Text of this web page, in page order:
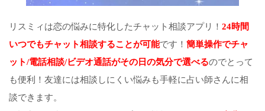
リスミィは恋の悩みに特化したチャット相談アプリ！ 24時間
いつでもチャット相談することが可能です！ 簡単操作でチャ
ット/電話相談/ビデオ通話がその日の気分で選べるのでとって
も便利！友達には相談しにくい悩みも手軽に占い師さんに相
談できます。